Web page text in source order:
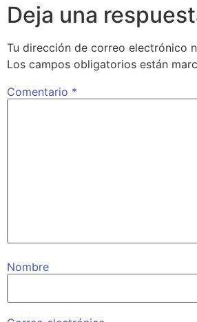
Deja una
Tu dirección de correo electrónico
Los campos obligatorios están
Comentario *
Nombre